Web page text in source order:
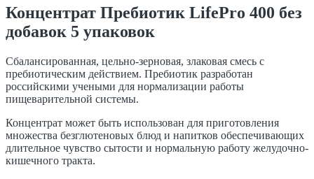
Концентрат Пребиотик LifePro 400 без
добавок 5 упаковок
Сбалансированная, цельно-зерновая, злаковая смесь с
пребиотическим действием. Пребиотик разработан
российскими учеными для нормализации работы
пищеварительной системы.
Концентрат может быть использован для приготовления
множества безглютеновых блюд и напитков обеспечивающих
длительное чувство сытости и нормальную работу желудочно-
кишечного тракта.